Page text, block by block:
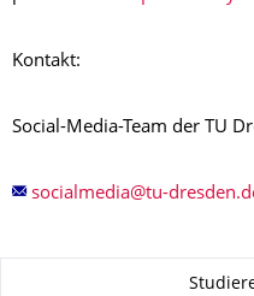
Kontakt:
Social-Media-Team der TU
Zu dieser Seite